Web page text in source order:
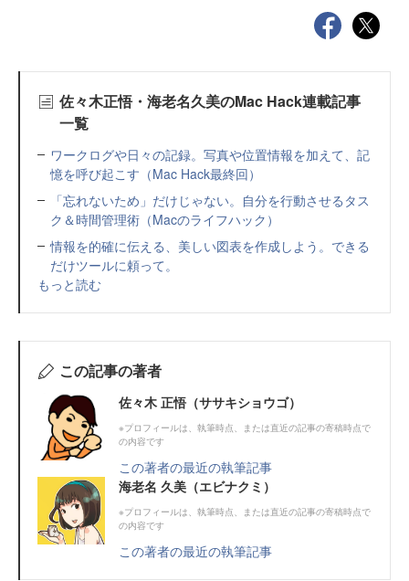
佐々木正悟・海老名久美のMac Hack連載記事
一覧
ワークログや日々の記録。写真や位置情報を加えて、記
憶を呼び起こす（Mac Hack最終回）
「忘れないため」だけじゃない。自分を行動させるタス
ク＆時間管理術（Macのライフハック）
情報を的確に伝える、美しい図表を作成しよう。できる
だけツールに頼って。
もっと読む
この記事の著者
佐々木 正悟（ササキショウゴ）
※プロフィールは、執筆時点、または直近の記事の寄稿時点で
の内容です
この著者の最近の執筆記事
海老名 久美（エビナクミ）
※プロフィールは、執筆時点、または直近の記事の寄稿時点で
の内容です
この著者の最近の執筆記事